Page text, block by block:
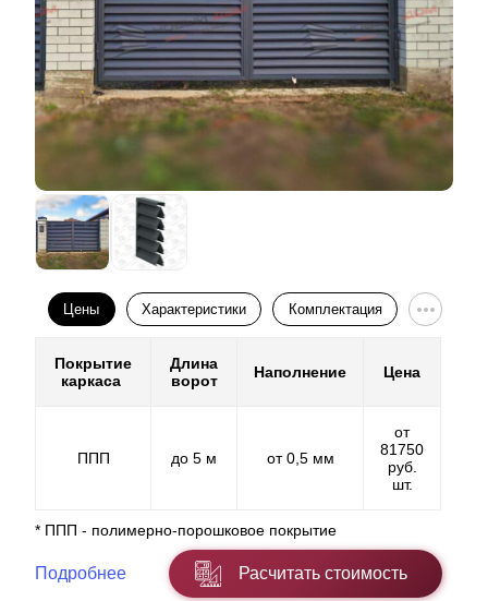
Цены Характеристики Комплектация
Покрытие
каркаса
Длина
ворот
Наполнение Цена
ППП до 5 м от 0,5 мм
от
81750
руб.
шт.
* ППП - полимерно-порошковое покрытие
Подробнее Расчитать стоимость